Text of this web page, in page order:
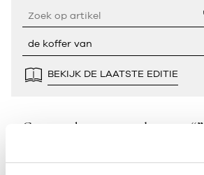
BEKIJK DE LAATSTE EDITIE
Geen resultaten gevonden voor “”.